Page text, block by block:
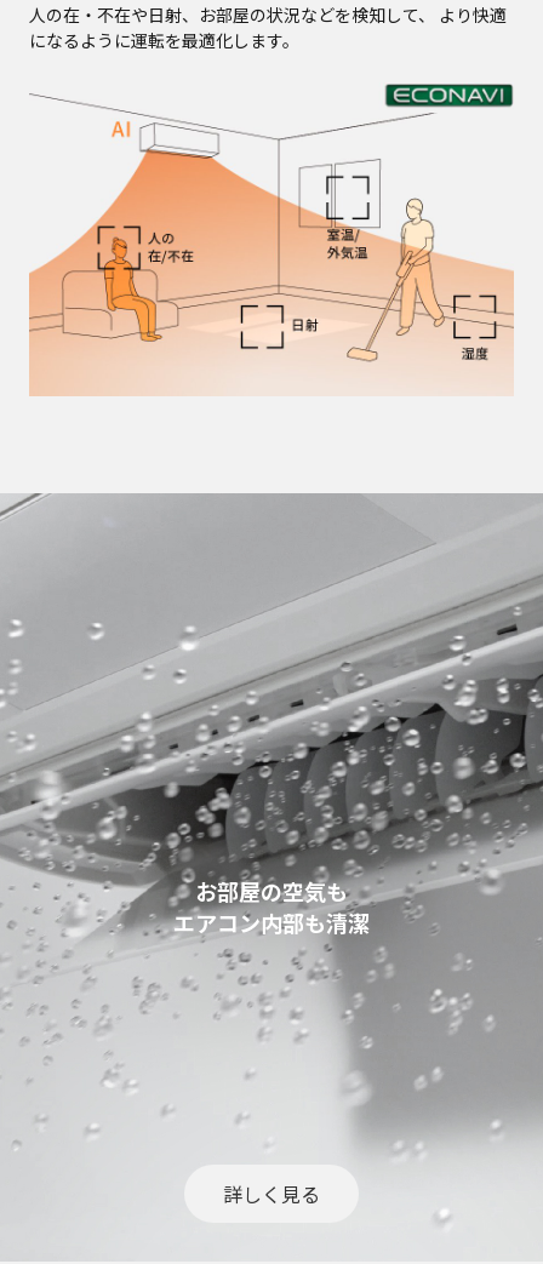
人の在・不在や日射、お部屋の状況などを検知して、
より快適
になるように運転を最適化します。
お部屋の空気も
エアコン内部も清潔
詳しく見る